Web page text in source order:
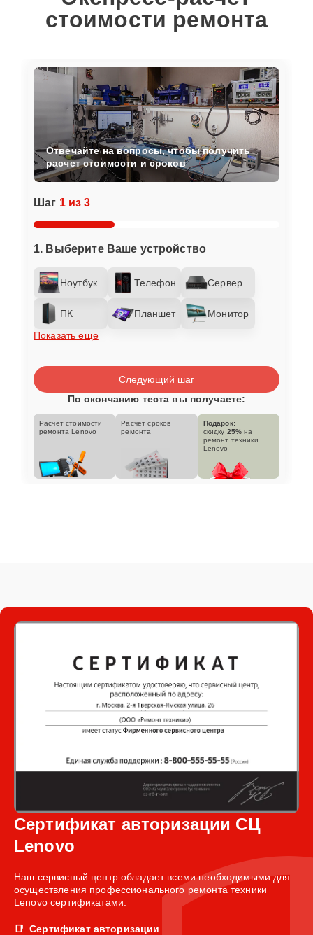
стоимости ремонта
Шаг 1 из 3
1. Выберите Ваше устройство
Ноутбук Телефон Сервер
ПК Планшет
Монитор
Показать еще
Отвечайте на вопросы, чтобы получить
расчет стоимости и сроков
Следующий шаг
По окончанию теста вы получаете:
Расчет стоимости
ремонта Lenovo
Расчет сроков
ремонта
Подарок:
скидку 25% на
ремонт техники
Lenovo
Сертификат авторизации СЦ
Lenovo
Наш сервисный центр обладает всеми необходимыми для
осуществления профессионального ремонта техники
Lenovo сертификатами:
Сертификат авторизации